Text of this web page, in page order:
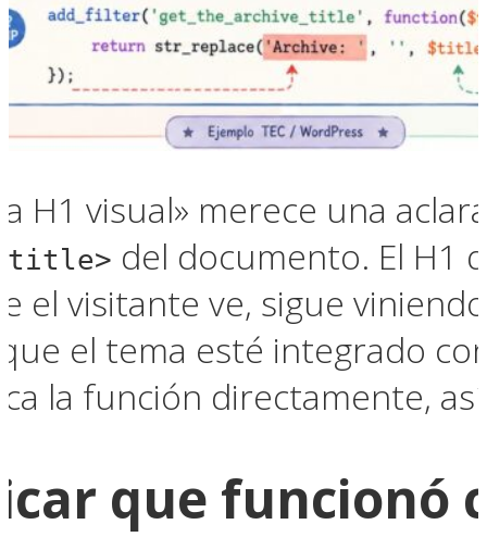
H1 visual» merece una
del documento. El H1
el visitante ve, sigue
el tema esté integrado
la función directamente,
que funcionó